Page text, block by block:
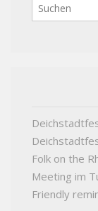
Folk on the
Meeting im
Friendly